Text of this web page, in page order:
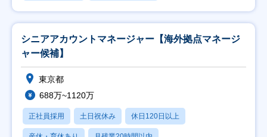
シニアアカウントマネージャー【海外拠点マネージ
ャー候補】
東京都
688万~1120万
正社員採用 土日祝休み 休日120日以上